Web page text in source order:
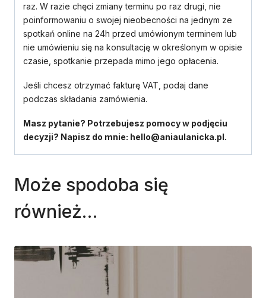
raz. W razie chęci zmiany terminu po raz drugi, nie
poinformowaniu o swojej nieobecności na jednym ze
spotkań online na 24h przed umówionym terminem lub
nie umówieniu się na konsultację w określonym w opisie
czasie, spotkanie przepada mimo jego opłacenia.
Jeśli chcesz otrzymać fakturę VAT, podaj dane
podczas składania zamówienia.
Masz pytanie? Potrzebujesz pomocy w podjęciu
decyzji? Napisz do mnie: hello@aniaulanicka.pl.
Może spodoba się
również…